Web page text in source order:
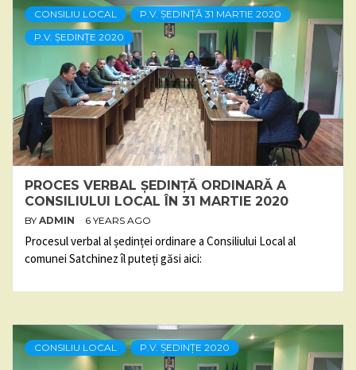
CONSILIU LOCAL
P.V. ȘEDINȚĂ 31 MARTIE 2020
P.V. ȘEDINȚE 2020
PROCES VERBAL ȘEDINȚĂ ORDINARĂ A
CONSILIULUI LOCAL ÎN 31 MARTIE 2020
BY ADMIN 6 YEARS AGO
Procesul verbal al ședinței ordinare a Consiliului Local al
comunei Satchinez îl puteți găsi aici:
CONSILIU LOCAL P.V. ȘEDINȚE 2020